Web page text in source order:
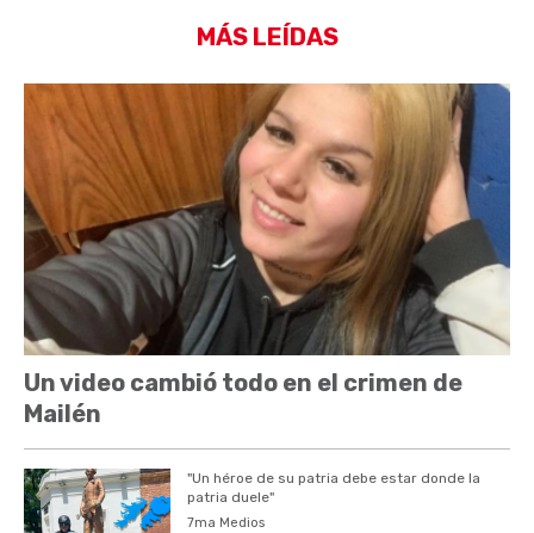
MÁS LEÍDAS
Un video cambió todo en el crimen de
Mailén
"Un héroe de su patria debe estar donde la
patria duele"
7ma Medios